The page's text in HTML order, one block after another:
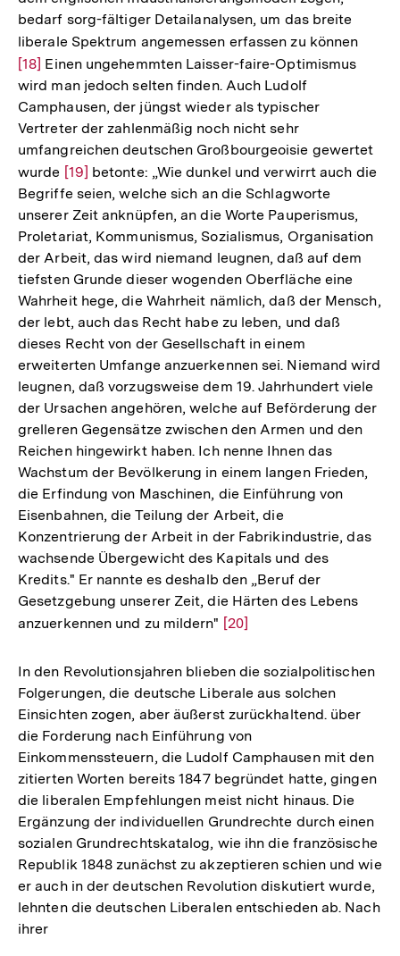
bedarf sorg-fältiger Detailanalysen, um das breite
liberale Spektrum angemessen erfassen zu können
[18] Einen ungehemmten Laisser-faire-Optimismus
wird man jedoch selten finden. Auch Ludolf
Camphausen, der jüngst wieder als typischer
Vertreter der zahlenmäßig noch nicht sehr
umfangreichen deutschen Großbourgeoisie gewertet
wurde Zur
Auflösung
der
Fußnote
[19] betonte: „Wie dunkel und verwirrt auch die
Begriffe seien, welche sich an die Schlagworte
unserer Zeit anknüpfen, an die Worte Pauperismus,
Proletariat, Kommunismus, Sozialismus, Organisation
der Arbeit, das wird niemand leugnen, daß auf dem
tiefsten Grunde dieser wogenden Oberfläche eine
Wahrheit hege, die Wahrheit nämlich, daß der Mensch,
der lebt, auch das Recht habe zu leben, und daß
dieses Recht von der Gesellschaft in einem
erweiterten Umfange anzuerkennen sei. Niemand wird
leugnen, daß vorzugsweise dem 19. Jahrhundert viele
der Ursachen angehören, welche auf Beförderung der
grelleren Gegensätze zwischen den Armen und den
Reichen hingewirkt haben. Ich nenne Ihnen das
Wachstum der Bevölkerung in einem langen Frieden,
die Erfindung von Maschinen, die Einführung von
Eisenbahnen, die Teilung der Arbeit, die
Konzentrierung der Arbeit in der Fabrikindustrie, das
wachsende Übergewicht des Kapitals und des
Kredits." Er nannte es deshalb den „Beruf der
Gesetzgebung unserer Zeit, die Härten des Lebens
anzuerkennen und zu mildern" Zur
der
Fußnote
[20]
In den Revolutionsjahren blieben die sozialpolitischen
Folgerungen, die deutsche Liberale aus solchen
Einsichten zogen, aber äußerst zurückhaltend. über
die Forderung nach Einführung von
Einkommenssteuern, die Ludolf Camphausen mit den
zitierten Worten bereits 1847 begründet hatte, gingen
die liberalen Empfehlungen meist nicht hinaus. Die
Ergänzung der individuellen Grundrechte durch einen
sozialen Grundrechtskatalog, wie ihn die französische
Republik 1848 zunächst zu akzeptieren schien und wie
er auch in der deutschen Revolution diskutiert wurde,
lehnten die deutschen Liberalen entschieden ab. Nach
ihrer